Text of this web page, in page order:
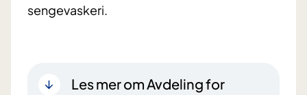
sengevaskeri.
Les mer om Avdeling for